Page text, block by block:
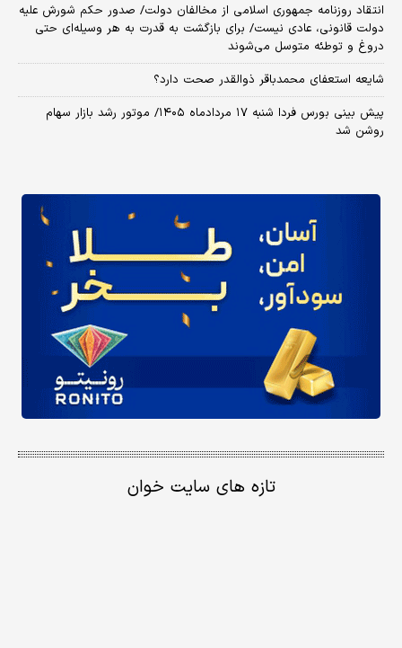
انتقاد روزنامه جمهوری اسلامی از مخالفان دولت/ صدور حکم شورش علیه
دولت قانونی، عادی نیست/ برای بازگشت به قدرت به هر وسیله‌ای حتی
دروغ و توطئه متوسل می‌شوند
شایعه استعفای محمدباقر ذوالقدر صحت دارد؟
پیش بینی بورس فردا شنبه ۱۷ مردادماه ۱۴۰۵/ موتور رشد بازار سهام
روشن شد
تازه های سایت خوان